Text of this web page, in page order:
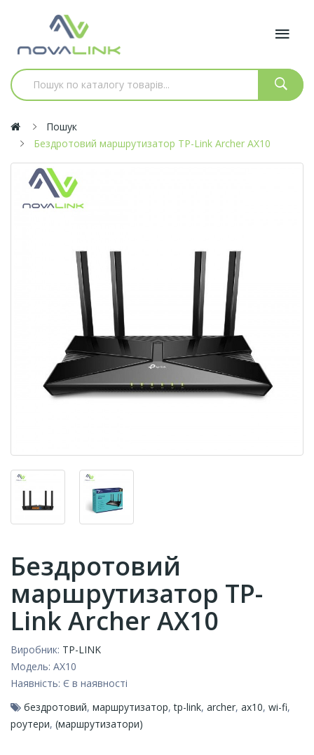
Пошук
Бездротовий маршрутизатор TP-Link Archer AX10
Бездротовий
маршрутизатор TP-
Link Archer AX10
Виробник: TP-LINK
Модель: AX10
Наявність: Є в наявності
бездротовий, маршрутизатор,tp-link, archer, ax10, wi-fi,
роутери, (маршрутизатори)